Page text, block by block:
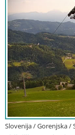
Slovenija / Gorenjska /